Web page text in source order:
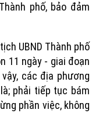
phố, bảo đảm
UBND Thành phố
11 ngày - giai đoạn
các địa phương
phải tiếp tục bám
phần việc, không